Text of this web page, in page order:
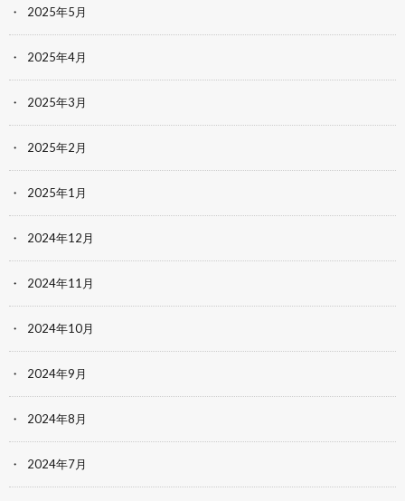
2025年5月
2025年4月
2025年3月
2025年2月
2025年1月
2024年12月
2024年11月
2024年10月
2024年9月
2024年8月
2024年7月